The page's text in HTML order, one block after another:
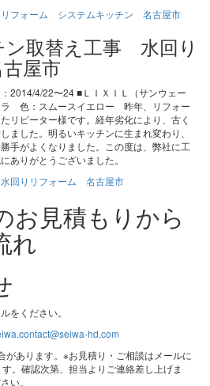
フォーム システムキッチン 名古屋市
ン取替え工事 水回り
屋市
4/22〜24 ■ＬＩＸＩＬ（サンウェー
色：スムースイエロー 昨年、リフォー
リピーター様です。経年劣化により、古く
ました。明るいキッチンに生まれ変わり、
手がよくなりました。この度は、弊社に工
ありがとうございました。
回りリフォーム 名古屋市
お見積もりから
れ
をください。
hd.com
があります。※お見積り・ご相談はメールに
。確認次第、担当よりご連絡差し上げま
い。